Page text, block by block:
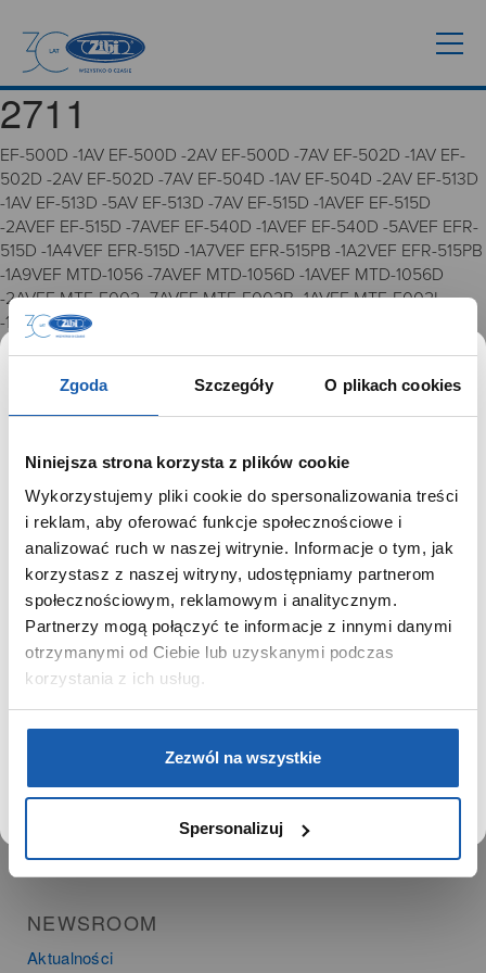
Zgoda Szczegóły O plikach cookies
Niniejsza strona korzysta z plików cookie
Wykorzystujemy pliki cookie do spersonalizowania treści
i reklam, aby oferować funkcje społecznościowe i
analizować ruch w naszej witrynie. Informacje o tym, jak
korzystasz z naszej witryny, udostępniamy partnerom
społecznościowym, reklamowym i analitycznym.
Partnerzy mogą połączyć te informacje z innymi danymi
otrzymanymi od Ciebie lub uzyskanymi podczas
korzystania z ich usług.
Zezwól na wszystkie
Spersonalizuj
2711
EF-500D -1AV EF-500D -2AV EF-500D -7AV EF-502D -1AV EF-
502D -2AV EF-502D -7AV EF-504D -1AV EF-504D -2AV EF-513D
-1AV EF-513D -5AV EF-513D -7AV EF-515D -1AVEF EF-515D
-2AVEF EF-515D -7AVEF EF-540D -1AVEF EF-540D -5AVEF EFR-
515D -1A4VEF EFR-515D -1A7VEF EFR-515PB -1A2VEF EFR-515PB
-1A9VEF MTD-1056 -7AVEF MTD-1056D -1AVEF MTD-1056D
-2AVEF MTF-E002 -7AVEF MTF-E002B -1AVEF MTF-E002L
-1AVEF MTF-E003G -1AVEF 2711 4327 2711
Misja, wizja i wartości Grupy Zibi
Ważne daty
Kariera
Zgoda na ciasteczka
PRODUKTY
Instrumenty muzyczne
Kalkulatory
SIECI SPRZEDAŻY
Oferta dla firm
Salony muzyczne Riff
Noble Place
NEWSROOM
Aktualności
SZANOWNY UŻYTKOWNIKU,
SZANOWNA UŻYTKOWNICZKO
Używamy plików cookie w celach analitycznych,
statystycznych i marketingowych, w tym aby analizować
ruch w tej witrynie, optymalizować jej działanie oraz
zapamiętywać Twoje preferencje.